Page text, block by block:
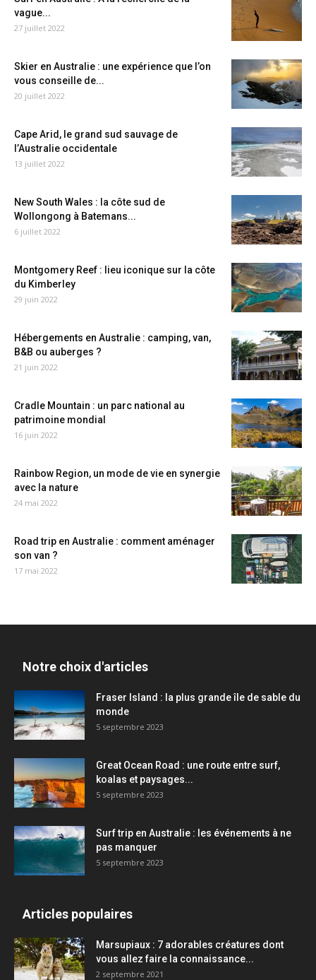
vague...
27 juillet 2022
Skier en Australie : une expérience que l’on
vous conseille de...
20 juillet 2022
Cape Arid, le grand sud sauvage de
l’Australie occidentale
13 juillet 2022
New South Wales : la côte sud de
Wollongong à Batemans...
6 juillet 2022
Montgomery Reef : lieu iconique sur la côte
du Kimberley
29 juin 2022
Hébergements en Australie : camping, van,
B&B ou auberges ?
21 juin 2022
Cradle Mountain : un parc national au
patrimoine mondial
16 juin 2022
Rainbow Region, un mode de vie en synergie
avec la nature
24 mai 2022
Road trip en Australie : comment aménager
son van ?
17 mai 2022
Notre choix d'articles
Fraser Island : la plus grande île de sable du
monde
5 septembre 2023
Great Ocean Road : une route entre surf,
koalas et paysages...
5 septembre 2023
Surf trip en Australie : les événements à ne
pas manquer
5 septembre 2023
Articles populaires
Marsupiaux : 7 adorables créatures dont
vous allez faire la connaissance...
2 septembre 2021